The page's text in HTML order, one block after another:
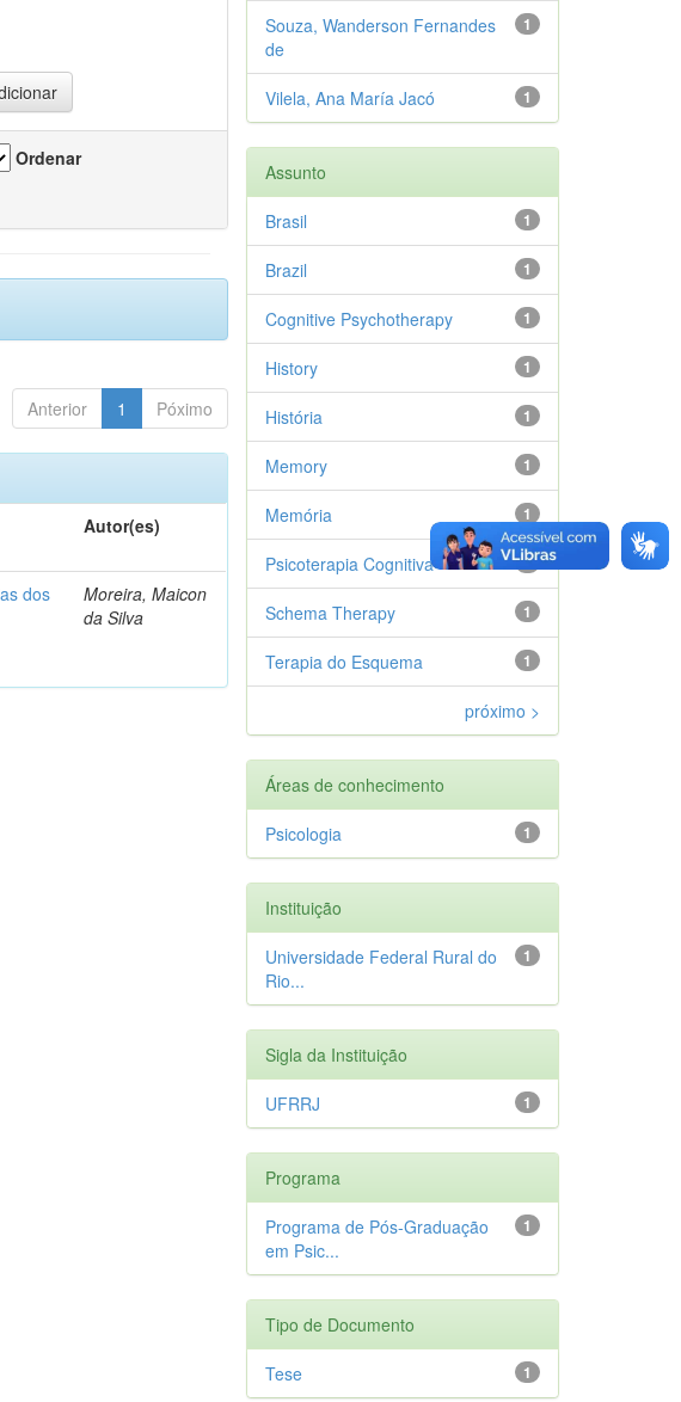
Ordenar
Anterior 1 Póximo
Autor(es)
dos
Moreira, Maicon
da Silva
1
Souza, Wanderson Fernandes
de
1
Vilela, Ana María Jacó
Assunto
1
Brasil
1
Brazil
1
Cognitive Psychotherapy
1
History
1
História
1
Memory
1
Memória
1
Psicoterapia Cognitiva
1
Schema Therapy
1
Terapia do Esquema
próximo >
Áreas de conhecimento
1
Psicologia
Instituição
1
Universidade Federal Rural do
Rio...
Sigla da Instituição
1
UFRRJ
Programa
1
Programa de Pós-Graduação
em Psic...
Tipo de Documento
1
Tese